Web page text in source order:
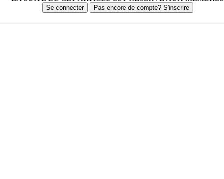
Se connecter Pas encore de compte? S'inscrire